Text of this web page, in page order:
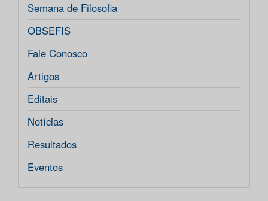
Semana de Filosofia
OBSEFIS
Fale Conosco
Artigos
Editais
Notícias
Resultados
Eventos